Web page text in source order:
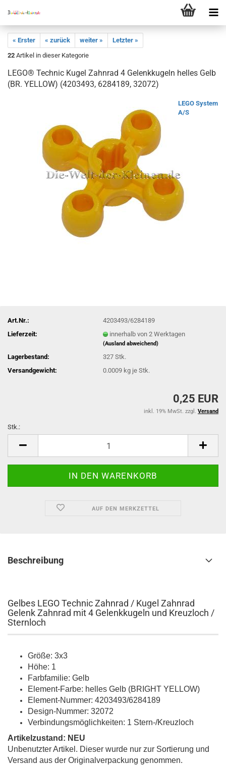
« Erster « zurück weiter »
Letzter »
22 Artikel in dieser Kategorie
LEGO® Technic Kugel Zahnrad 4 Gelenkkugeln helles Gelb
(BR. YELLOW) (4203493, 6284189, 32072)
LEGO System
A/S
Art.Nr.:
4203493/6284189
Lieferzeit:
innerhalb von 2 Werktagen
(Ausland abweichend)
Lagerbestand: 327Stk.
Versandgewicht:
0.0009 kg je Stk.
0,25 EUR
inkl. 19% MwSt. zzgl. Versand
Stk.:
AUF DEN MERKZETTEL
Beschreibung
Gelbes LEGO Technic Zahnrad / Kugel Zahnrad
Gelenk Zahnrad mit 4 Gelenkkugeln und Kreuzloch /
Sternloch
Größe: 3x3
Höhe: 1
Farbfamilie: Gelb
Element-Farbe: helles Gelb (BRIGHT YELLOW)
Element-Nummer: 4203493/6284189
Design-Nummer: 32072
Verbindungsmöglichkeiten: 1 Stern-/Kreuzloch
Artikelzustand: NEU
Unbenutzter Artikel. Dieser wurde nur zur Sortierung und
Versand aus der Originalverpackung genommen.